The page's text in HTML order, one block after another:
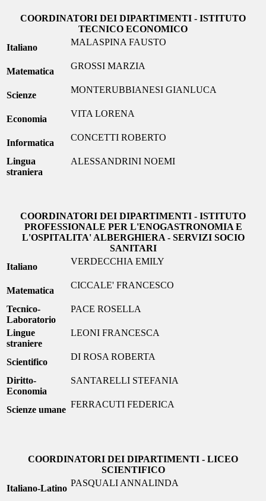
COORDINATORI DEI DIPARTIMENTI - ISTITUTO
TECNICO ECONOMICO
Italiano
MALASPINA FAUSTO
Matematica
GROSSI MARZIA
Scienze
MONTERUBBIANESI GIANLUCA
Economia
VITA LORENA
Informatica
CONCETTI ROBERTO
Lingua
straniera
ALESSANDRINI NOEMI
COORDINATORI DEI DIPARTIMENTI - ISTITUTO
PROFESSIONALE PER L'ENOGASTRONOMIA E
L'OSPITALITA' ALBERGHIERA - SERVIZI SOCIO
SANITARI
Italiano
VERDECCHIA EMILY
Matematica
CICCALE' FRANCESCO
Tecnico-
Laboratorio
PACE ROSELLA
Lingue
straniere
LEONI FRANCESCA
Scientifico
DI ROSA ROBERTA
Diritto-
Economia
SANTARELLI STEFANIA
Scienze umane
FERRACUTI FEDERICA
COORDINATORI DEI DIPARTIMENTI - LICEO
SCIENTIFICO
Italiano-Latino
PASQUALI ANNALINDA